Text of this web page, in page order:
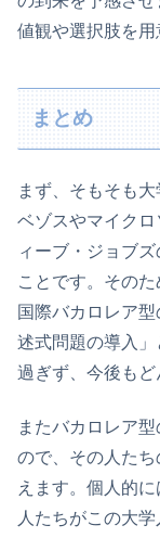
値観や選択肢を用
まとめ
まず、そもそも
ベゾスやマイク
ィーブ・ジョブ
ことです。その
国際バカロレア
述式問題の導入
過ぎず、今後もど
またバカロレア
ので、その人た
えます。個人的
人たちがこの大